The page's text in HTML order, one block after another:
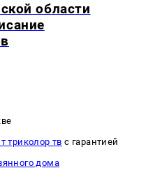
области
триколор тв с гарантией
дома